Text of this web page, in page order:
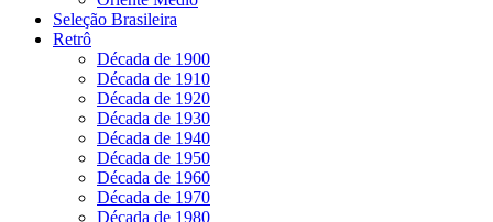
Seleção Brasileira
Retrô
Década de 1900
Década de 1910
Década de 1920
Década de 1930
Década de 1940
Década de 1950
Década de 1960
Década de 1970
Década de 1980